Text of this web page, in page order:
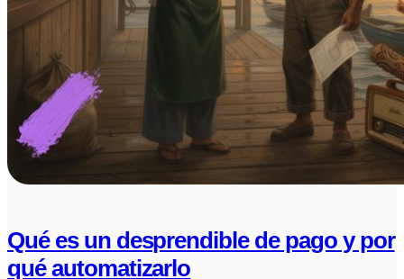
Qué es un desprendible de pago y por
qué automatizarlo